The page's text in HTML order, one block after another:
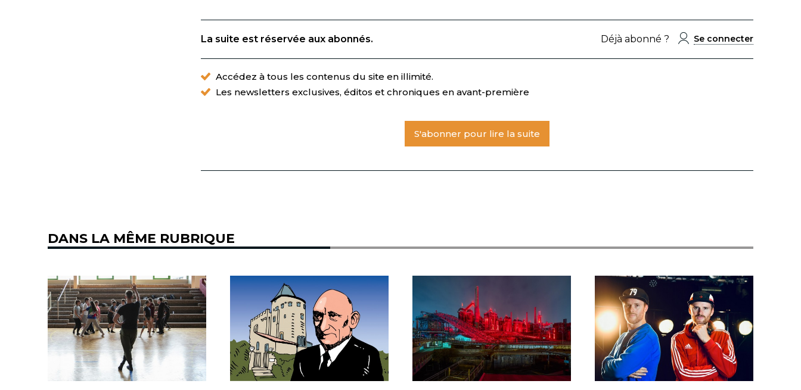
La suite est réservée aux abonnés. Déjà abonné ? Se connecter
Accédez à tous les contenus du site en illimité.
Les newsletters exclusives, éditos et chroniques en avant-première
S'abonner pour lire la suite
DANS LA MÊME RUBRIQUE